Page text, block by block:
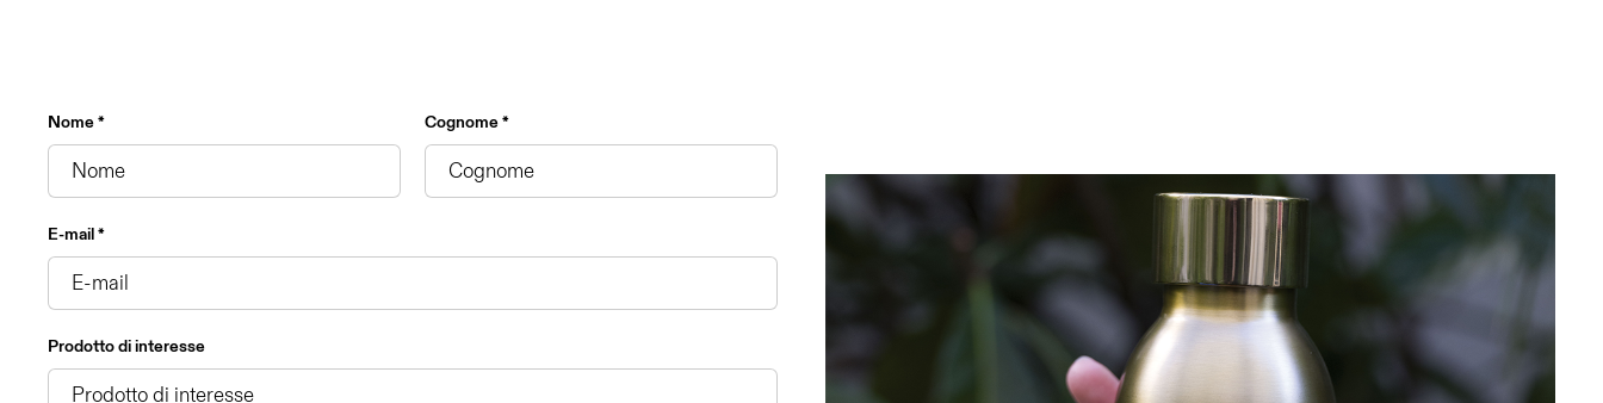
Nome * Cognome *
E-mail *
Prodotto di interesse